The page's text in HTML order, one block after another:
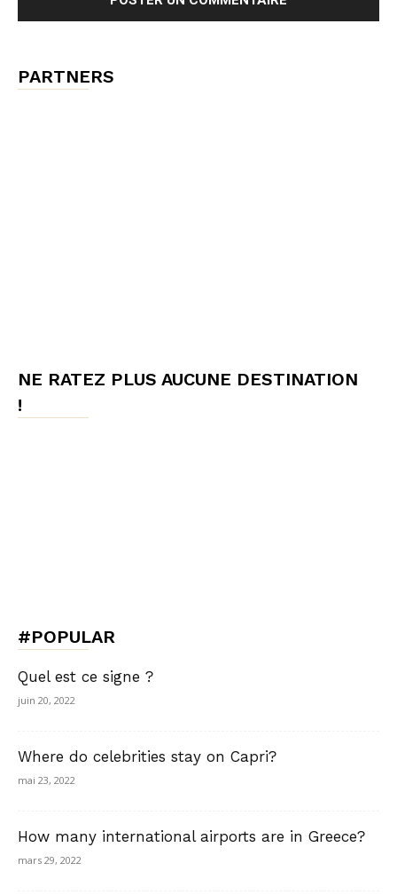
PARTNERS
NE RATEZ PLUS AUCUNE DESTINATION
!
#POPULAR
Quel est ce signe ?
juin 20, 2022
Where do celebrities stay on Capri?
mai 23, 2022
How many international airports are in Greece?
mars 29, 2022